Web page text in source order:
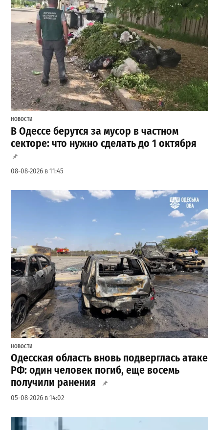
НОВОСТИ
В Одессе берутся за мусор в частном
секторе: что нужно сделать до 1 октября
08-08-2026 в 11:45
НОВОСТИ
Одесская область вновь подверглась атаке
РФ: один человек погиб, еще восемь
получили ранения
05-08-2026 в 14:02